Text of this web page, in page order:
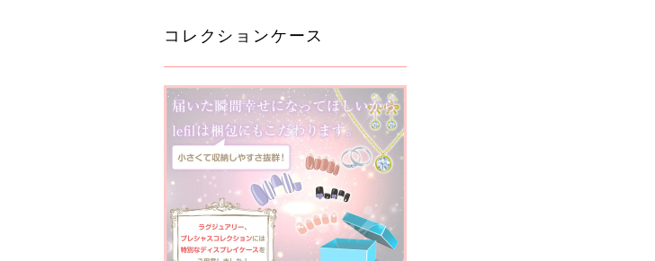
コレクションケース